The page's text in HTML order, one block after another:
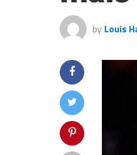
by Louis